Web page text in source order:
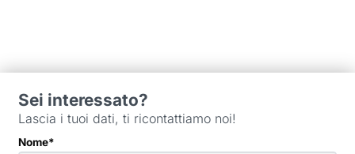
Sei interessato?
Lascia i tuoi dati, ti ricontattiamo noi!
Nome*